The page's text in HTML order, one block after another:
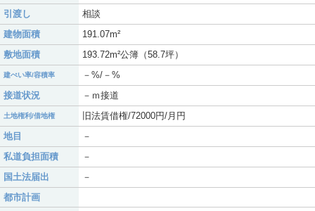
引渡し
相談
建物面積
191.07m²
敷地面積
193.72m²公簿（58.7坪）
建ぺい率/容積率
－%/－%
接道状況
－ｍ接道
土地権利/借地権
旧法賃借権/72000円/月円
地目
－
私道負担面積
－
国土法届出
－
都市計画